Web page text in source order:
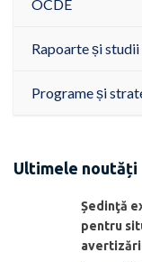
OCDE
Rapoarte și studii
Programe și
Ultimele noutăți
Ședinţă
pentru